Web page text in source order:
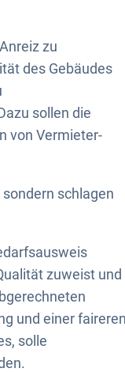
zu
des Gebäudes
sollen die
von Vermieter-
schlagen
zuweist und
und einer faireren
solle